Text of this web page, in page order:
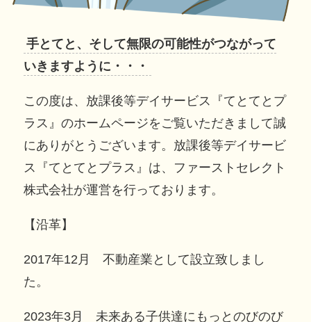
手とてと、そして無限の可能性がつながって
いきますように・・・
この度は、放課後等デイサービス『てとてとプ
ラス』のホームページをご覧いただきまして誠
にありがとうございます。放課後等デイサービ
ス『てとてとプラス』は、ファーストセレクト
株式会社が運営を行っております。
【沿革】
2017年12月 不動産業として設立致しまし
た。
2023年3月 未来ある子供達にもっとのびのび